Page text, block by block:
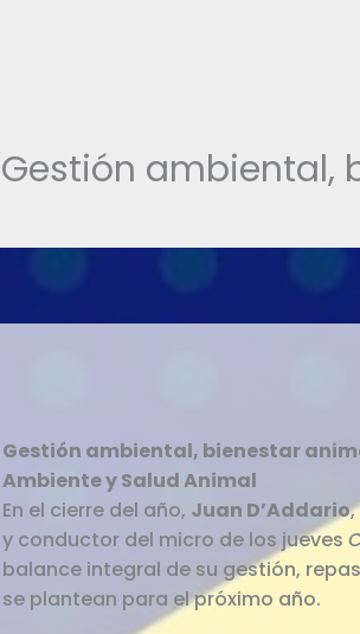
Gestión ambiental,
Gestión ambiental, bienestar
Ambiente y Salud Animal
En el cierre del año, Juan D’Addario,
y conductor del micro de los jueves
balance integral de su gestión,
se plantean para el próximo año.